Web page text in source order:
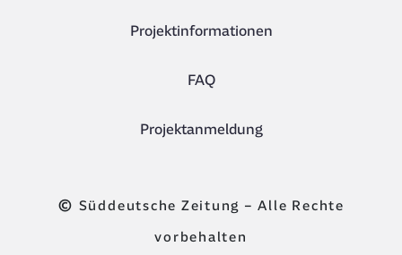
Projektinformationen
FAQ
Projektanmeldung
© Süddeutsche Zeitung – Alle Rechte
vorbehalten